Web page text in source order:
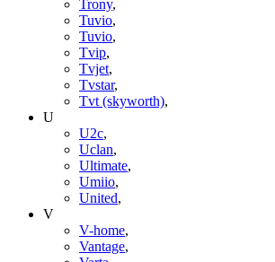
Trony,
Tuvio,
Tuvio,
Tvip,
Tvjet,
Tvstar,
Tvt (skyworth),
U
U2c,
Uclan,
Ultimate,
Umiio,
United,
V
V-home,
Vantage,